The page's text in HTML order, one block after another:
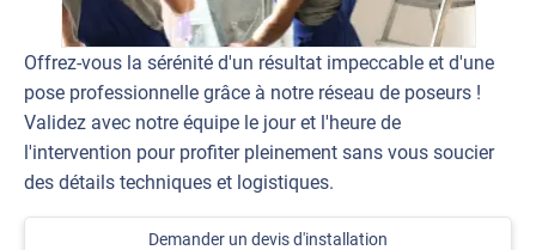
Offrez-vous la sérénité d'un résultat impeccable et d'une
pose professionnelle grâce à notre réseau de poseurs !
Validez avec notre équipe le jour et l'heure de
l'intervention pour profiter pleinement sans vous soucier
des détails techniques et logistiques.
Demander un devis d'installation